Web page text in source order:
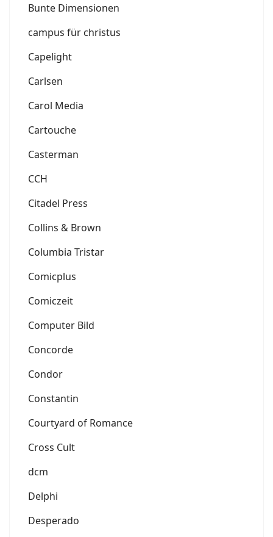
Bunte Dimensionen
campus für christus
Capelight
Carlsen
Carol Media
Cartouche
Casterman
CCH
Citadel Press
Collins & Brown
Columbia Tristar
Comicplus
Comiczeit
Computer Bild
Concorde
Condor
Constantin
Courtyard of Romance
Cross Cult
dcm
Delphi
Desperado